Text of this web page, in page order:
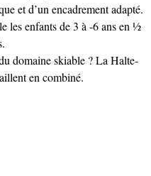
et d’un encadrement adapté.
les enfants de 3 à -6 ans en ½
domaine skiable ? La Halte-
en combiné.